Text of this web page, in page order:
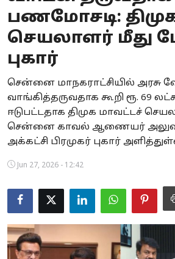
Business
Crime
National
World
Weather
Politics
பணமோசடி:
செயலாளர் மீது
புகார்
சென்னை மாநகராட்சியில் அரசு
வாங்கித்தருவதாக கூறி ரூ. 69
ஈடுபட்டதாக திமுக மாவட்டச்
சென்னை காவல் ஆணையர்
அக்கட்சி பிரமுகர் புகார்
Jun 27, 2026 - 12:42